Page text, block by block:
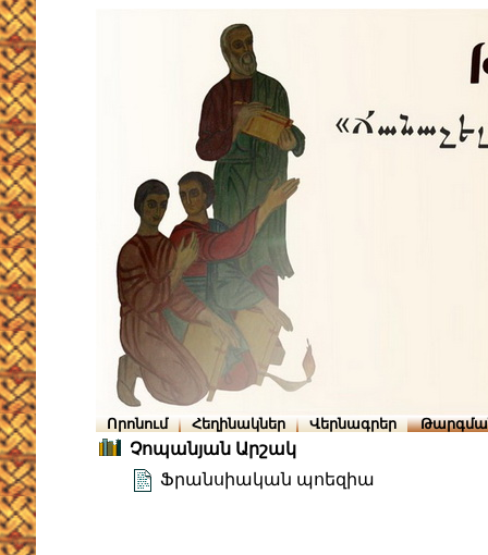
Որոնում Հեղինակներ Վերնագրեր
Չոպանյան Արշակ
Ֆրանսիական պոեզիա